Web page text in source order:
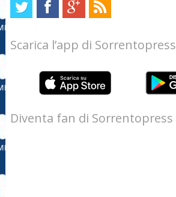
Scarica l’app di Sorrentopress
Diventa fan di Sorrentopress